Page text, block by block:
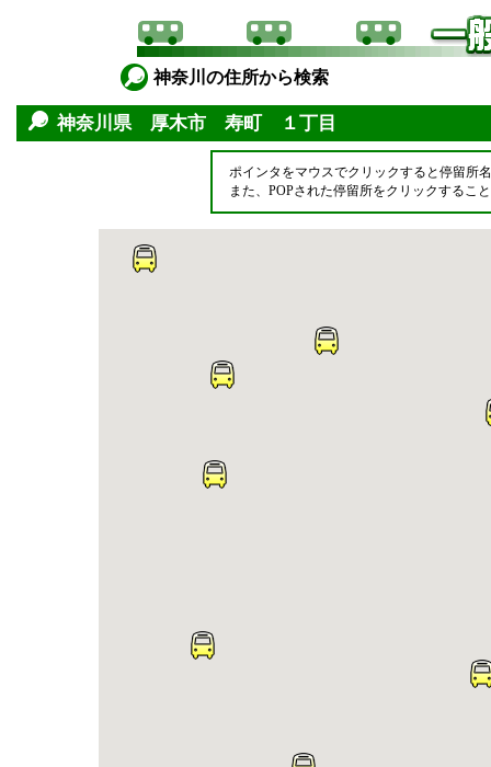
神奈川の住所から検索
神奈川県 厚木市 寿町 １丁目
ポインタをマウスでクリックすると停留所
また、POPされた停留所をクリックするこ